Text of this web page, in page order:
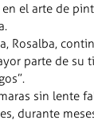
el arte de
Rosalba,
parte de su
sin lente
durante